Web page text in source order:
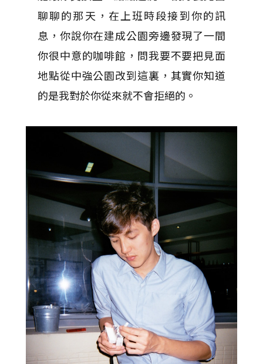
聊聊的那天，在上班時段接到你的訊
息，你說你在建成公園旁邊發現了一間
你很中意的咖啡館，問我要不要把見面
地點從中強公園改到這裏，其實你知道
的是我對於你從來就不會拒絕的。